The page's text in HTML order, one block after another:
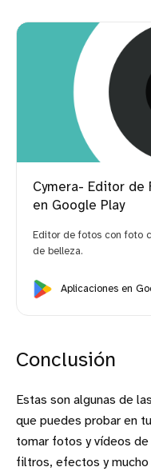
Cymera- Editor de
en Google Play
Editor de fotos con foto
de belleza.
Aplicaciones en
Conclusión
Estas son algunas de
que puedes probar en
tomar fotos y vídeos
filtros, efectos y mucho